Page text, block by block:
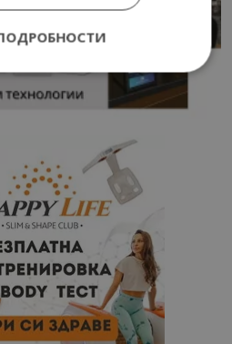
Ефективност
бисквитки позволяват
на уебсайта, като
и управление на
не може да се използва
необходими бисквитки.
Доставчик
Домейн
lisandraramos.com
bgtourism.bg